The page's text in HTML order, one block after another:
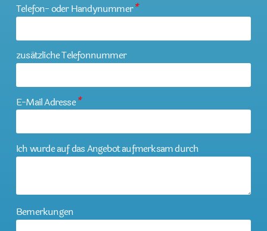
Telefon- oder Handynummer*
zusätzliche Telefonnummer
E-Mail Adresse*
Ich wurde auf das Angebot aufmerksam durch
Bemerkungen